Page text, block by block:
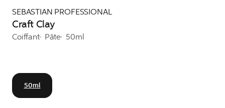
SEBASTIAN PROFESSIONAL
Craft Clay
Coiffant Pâte 50ml
50ml